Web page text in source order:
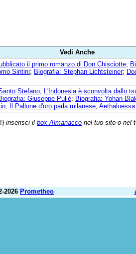
Vedi Anche
il primo romanzo di Don Chisciotte;
Sintini; Biografia: Stephan Lichtsteiner;
Stefano; L'Indonesia è sconvolta dallo
Giuseppe Puliè; Biografia: Yohan
; Il Pallone d'oro parla milanese;
inserisci il box Almanacco nel tuo sito o nel
2026 Prometheo